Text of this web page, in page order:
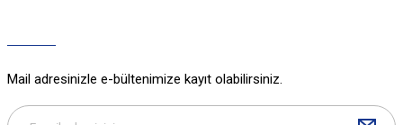
Mail adresinizle e-bültenimize kayıt olabilirsiniz.